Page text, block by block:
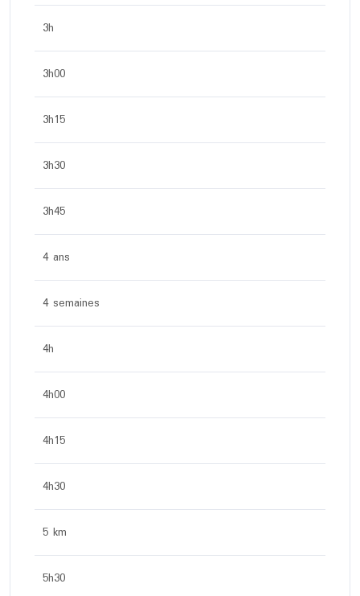
3h
3h00
3h15
3h30
3h45
4 ans
4 semaines
4h
4h00
4h15
4h30
5 km
5h30